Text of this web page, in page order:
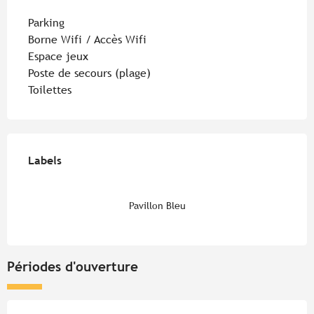
Parking
Borne Wifi / Accès Wifi
Espace jeux
Poste de secours (plage)
Toilettes
Labels
Labels
Pavillon Bleu
Périodes d'ouverture